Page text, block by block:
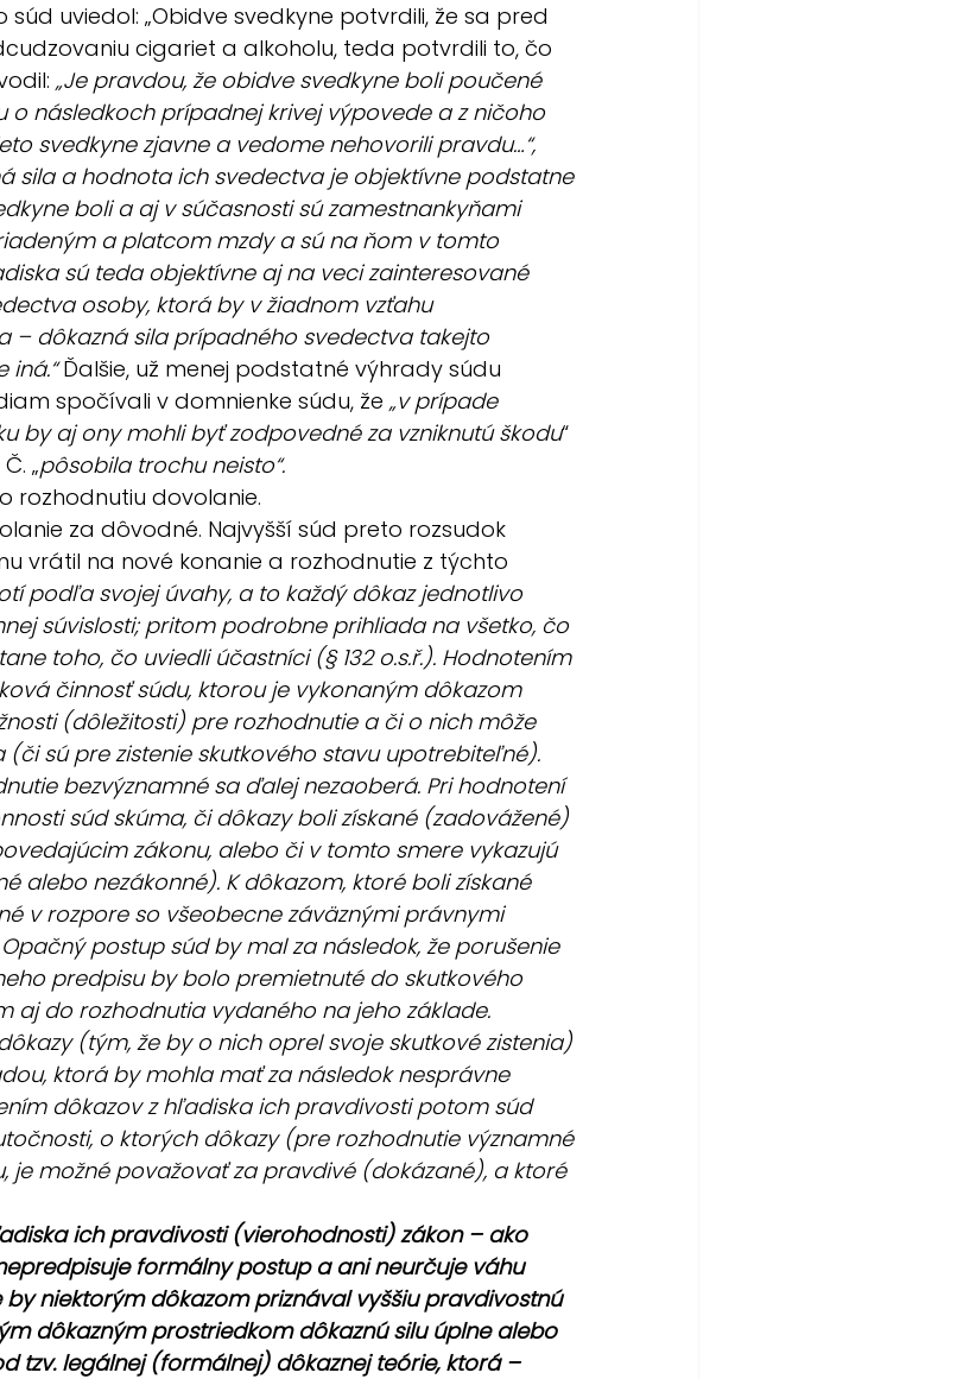
uviedol: „Obidve svedkyne potvrdili, že sa pred
cigariet a alkoholu, teda potvrdili to, čo
„Je pravdou, že obidve svedkyne boli poučené
následkoch prípadnej krivej výpovede a z ničoho
svedkyne zjavne a vedome nehovorili pravdu…“,
sila a hodnota ich svedectva je objektívne podstatne
boli a aj v súčasnosti sú zamestnankyňami
a platcom mzdy a sú na ňom v tomto
sú teda objektívne aj na veci zainteresované
osoby, ktorá by v žiadnom vzťahu
– dôkazná sila prípadného svedectva takejto
iná.“ Ďalšie, už menej podstatné výhrady súdu
spočívali v domnienke súdu, že „v prípade
by aj ony mohli byť zodpovedné za vzniknutú škodu“
„pôsobila trochu neisto“.
rozhodnutiu dovolanie.
za dôvodné. Najvyšší súd preto rozsudok
vrátil na nové konanie a rozhodnutie z týchto
podľa svojej úvahy, a to každý dôkaz jednotlivo
súvislosti; pritom podrobne prihliada na všetko, čo
toho, čo uviedli účastníci (§ 132 o.s.ř.). Hodnotením
činnosť súdu, ktorou je vykonaným dôkazom
(dôležitosti) pre rozhodnutie a či o nich môže
(či sú pre zistenie skutkového stavu upotrebiteľné).
bezvýznamné sa ďalej nezaoberá. Pri hodnotení
súd skúma, či dôkazy boli získané (zadovážené)
zákonu, alebo či v tomto smere vykazujú
alebo nezákonné). K dôkazom, ktoré boli získané
v rozpore so všeobecne záväznými právnymi
postup súd by mal za následok, že porušenie
predpisu by bolo premietnuté do skutkového
aj do rozhodnutia vydaného na jeho základe.
(tým, že by o nich oprel svoje skutkové zistenia)
ktorá by mohla mať za následok nesprávne
dôkazov z hľadiska ich pravdivosti potom súd
o ktorých dôkazy (pre rozhodnutie významné
je možné považovať za pravdivé (dokázané), a ktoré
ich pravdivosti (vierohodnosti) zákon – ako
formálny postup a ani neurčuje váhu
niektorým dôkazom priznával vyššiu pravdivostnú
dôkazným prostriedkom dôkaznú silu úplne alebo
tzv. legálnej (formálnej) dôkaznej teórie, ktorá –